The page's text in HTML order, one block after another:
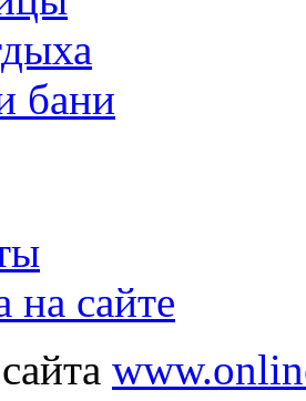
бани
на сайте